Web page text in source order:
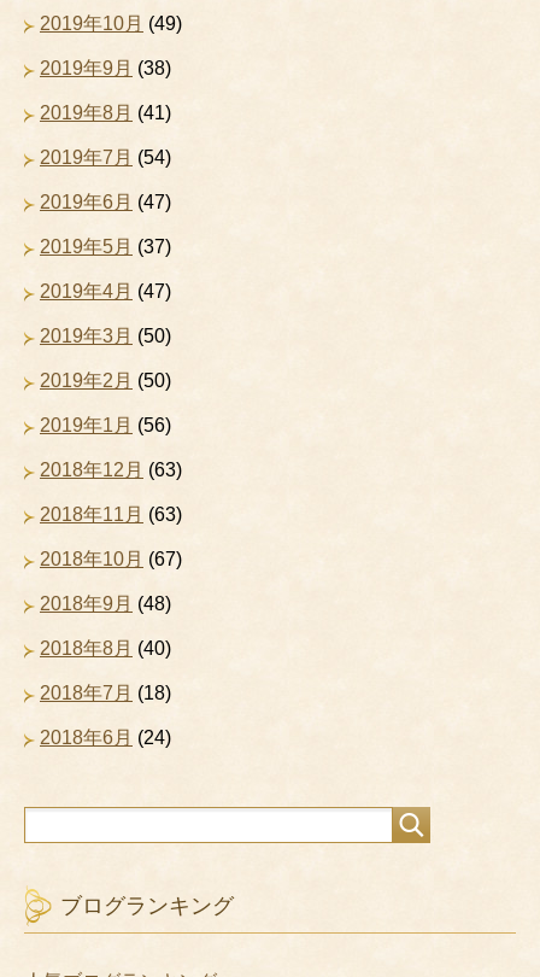
2019年10月 (49)
2019年9月 (38)
2019年8月 (41)
2019年7月 (54)
2019年6月 (47)
2019年5月 (37)
2019年4月 (47)
2019年3月 (50)
2019年2月 (50)
2019年1月 (56)
2018年12月 (63)
2018年11月 (63)
2018年10月 (67)
2018年9月 (48)
2018年8月 (40)
2018年7月 (18)
2018年6月 (24)
ブログランキング